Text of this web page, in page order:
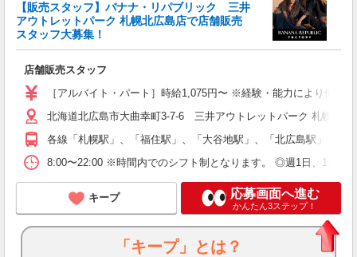
【販売スタッフ】バナナ・リパブリック 三井
アウトレットパーク 札幌北広島店で店舗販売
スタッフ大募集！
店舗販売スタッフ
［アルバイト・パート］時給1,075円〜 ※経験・能力により優遇
北海道北広島市大曲幸町3-7-6 三井アウトレットパーク 札幌北広
各線「札幌駅」、「福住駅」、「大谷地駅」、「北広島駅」、「
8:00〜22:00 ※時間内でのシフト制となります。 ◎週1日、1日3時
キープ 応募画面へ進む
かんたん3ステップ！
「キープ」とは？